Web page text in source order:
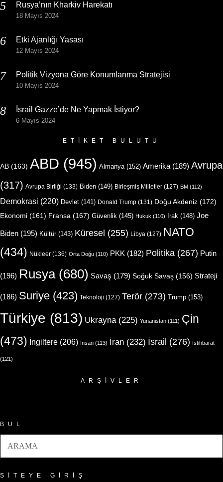
Rusya’nın Kharkiv Harekatı
18 Mayıs 2024
Etki Ajanlığı Yasası
12 Mayıs 2024
Politik Vizyona Göre Konumlanma Stratejisi
10 Mayıs 2024
İsrail Gazze’de Ne Yapmak İstiyor?
6 Mayıs 2024
ETIKET BULUTU
AB (163) ABD (945) Almanya(152) Amerika (189) Avrupa
(317) Avrupa Birliği (133) Biden (149) Birleşmiş Milletler (127) BM (112)
Demokrasi (220) Devlet (141) Donald Trump (131) Doğu Akdeniz (172)
Ekonomi (161) Fransa (167) Güvenlik (145) Hukuk (110) Irak (148) Joe
Biden (195) Kültür(143) Küresel (255) Libya (127) NATO
(434) Nükleer (136) Orta Doğu (110) PKK (182) Politika (267) Putin
(196) Rusya(680) Savaş (179) Soğuk Savaş (156) Strateji
(186) Suriye (423) Teknoloji (127) Terör (273) Trump (153)
Türkiye (813) Ukrayna(225) Yunanistan (111) Çin
(473) İngiltere (206) İnsan (113) İran (232) İsrail (276) İstihbarat
(121)
ARŞIVLER
BUL
SITEYE GIRIŞ